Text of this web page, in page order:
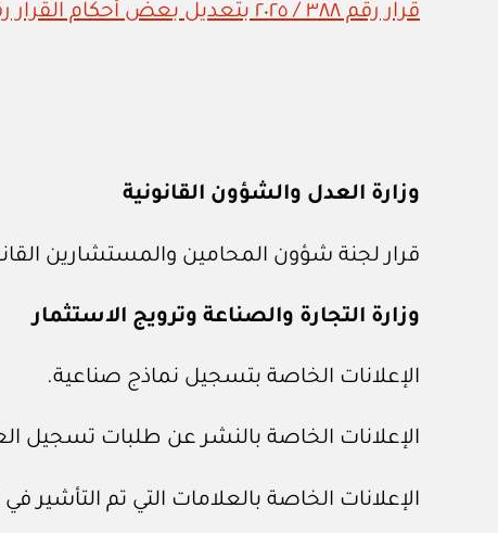
قرار رقم ٣٨٨ / ٢٠٢٥ بتعديل بعض أحكام القرار رقم ٧٨ / ٢٠٢٠ في شأن قواعد التبادل التلقائي لمعلومات الحسابات المالية
وزارة العدل والشؤون القانونية
قرار لجنة شؤون المحامين والمستشارين القانونيين رقم ٢٠٠ / ١٦ / ٢٠٢٥ بالموافقة على تأسيس
وزارة التجارة والصناعة وترويج الاستثمار
الإعلانات الخاصة بتسجيل نماذج صناعية.
الإعلانات الخاصة بالنشر عن طلبات تسجيل
الإعلانات الخاصة بالعلامات التي تم التأشير